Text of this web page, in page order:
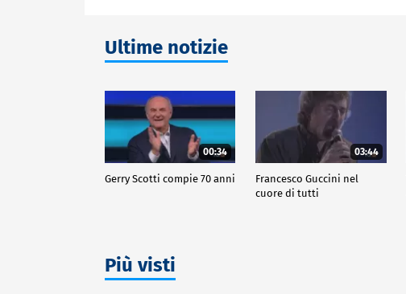
Ultime notizie
00:34
Gerry Scotti compie 70 anni
03:44
Francesco Guccini nel
cuore di tutti
Più visti